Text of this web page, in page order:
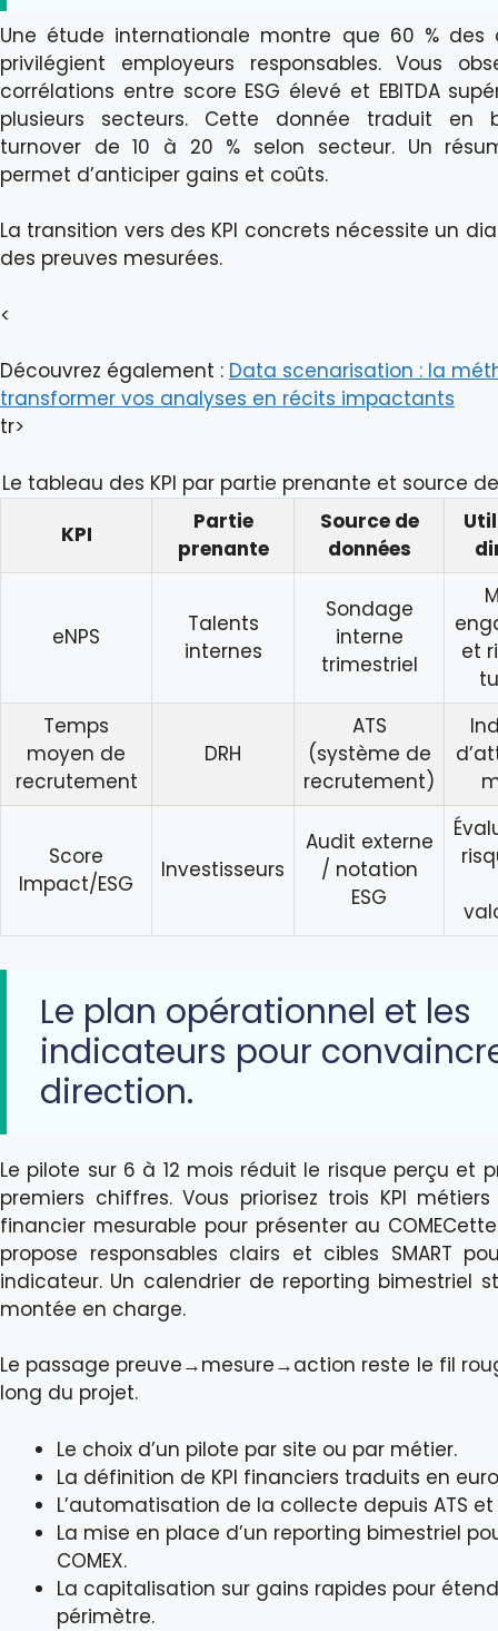
Une étude internationale montre que 60 % des
privilégient employeurs responsables. Vous
corrélations entre score ESG élevé et EBITDA
plusieurs secteurs. Cette donnée traduit en
turnover de 10 à 20 % selon secteur. Un
permet d’anticiper gains et coûts.
La transition vers des KPI concrets nécessite un
des preuves mesurées.
<
Découvrez également : Data scenarisation : la
transformer vos analyses en récits impactants
tr>
Le tableau des KPI par partie prenante et source
KPI
Partie
prenante
Source de
données
eNPS
Talents
internes
Sondage
interne
trimestriel
et
Temps
moyen de
recrutement
DRH
ATS
(système de
recrutement)
Score
Impact/ESG
Investisseurs
Audit externe
/ notation
ESG
Le plan opérationnel et les
indicateurs pour
direction.
Le pilote sur 6 à 12 mois réduit le risque perçu et
premiers chiffres. Vous priorisez trois KPI
financier mesurable pour présenter au
propose responsables clairs et cibles SMART
indicateur. Un calendrier de reporting bimestriel
montée en charge.
Le passage preuve→mesure→action reste le fil
long du projet.
Le choix d’un pilote par site ou par métier.
La définition de KPI financiers traduits en
L’automatisation de la collecte depuis ATS et
La mise en place d’un reporting bimestriel
COMEX.
La capitalisation sur gains rapides pour
périmètre.